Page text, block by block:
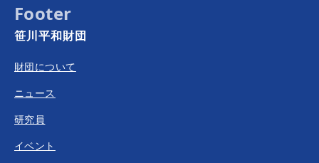
Footer
笹川平和財団
財団について
ニュース
研究員
イベント